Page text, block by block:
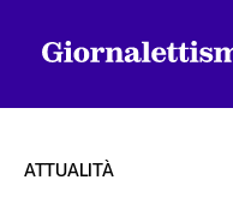
ATTUALITÀ